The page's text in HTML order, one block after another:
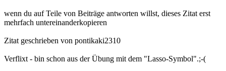
wenn du auf Teile von Beiträge antworten willst, dieses Zitat erst
mehrfach untereinanderkopieren
Zitat geschrieben von pontikaki2310
Verflixt - bin schon aus der Übung mit dem "Lasso-Symbol".;-(